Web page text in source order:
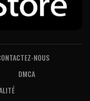
NOUS
DMCA